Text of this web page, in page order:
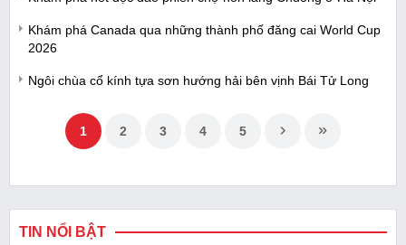
Khám phá Canada qua những thành phố đăng cai World Cup
2026
Ngôi chùa cổ kính tựa sơn hướng hải bên vịnh Bái Tử Long
1 2 3 4 5
TIN NỔI BẬT